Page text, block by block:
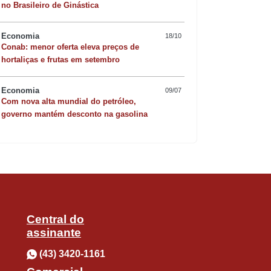
a consulta ao vídeo por parte dos
ela conseguiu fugir das
12, quando foi eliminada logo no
ofensas racistas contra a judoca e
amigos e parentes da judoca
Quer sofisticar o
risoto de camarão
no Brasileiro de Ginástica
Economia 18/10
Conab: menor oferta eleva preços de
hortaliças e frutas em setembro
Economia 09/07
Com nova alta mundial do petróleo,
governo mantém desconto na gasolina
Central do
assinante
(43) 3420-1161